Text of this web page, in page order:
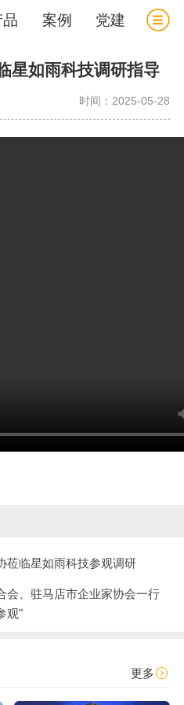
品 案例 党建
星如雨科技调研指导
时间：2025-05-28
莅临星如雨科技参观调研
会、驻马店市企业家协会一行
观"
更多